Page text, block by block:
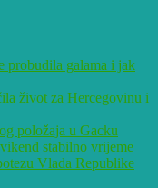
probudila galama i jak
život za Hercegovinu i
položaja u Gacku
stabilno vrijeme
Vlada Republike